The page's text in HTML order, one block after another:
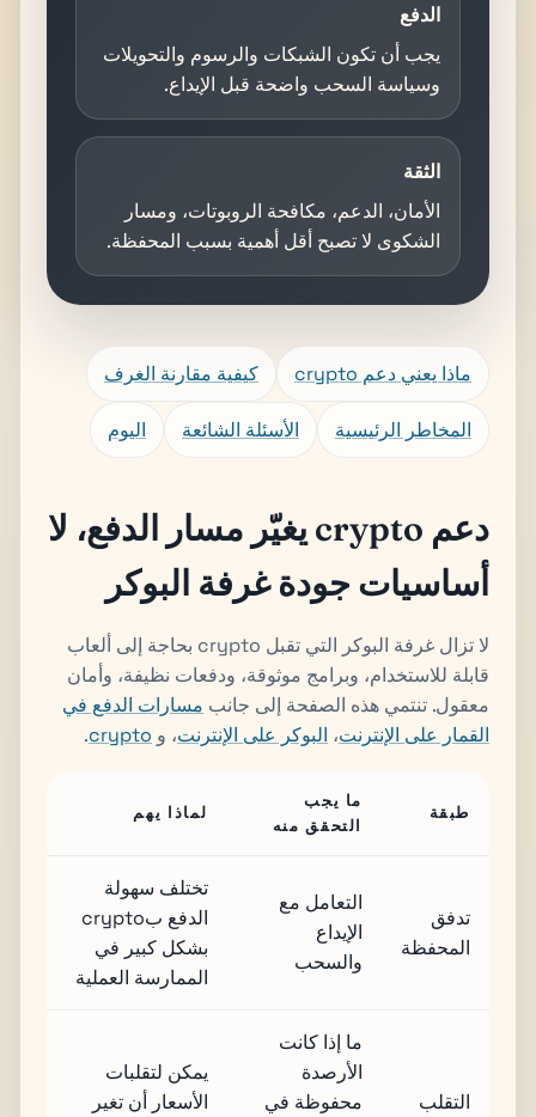
الدفع
يجب أن تكون الشبكات والرسوم والتحويلات
وسياسة السحب واضحة قبل الإيداع.
الثقة
الأمان، الدعم، مكافحة الروبوتات، ومسار
الشكوى لا تصبح أقل أهمية بسبب المحفظة.
ماذا يعني دعم crypto كيفية مقارنة الغرف
المخاطر الرئيسية الأسئلة الشائعة اليوم
دعم crypto يغيّر مسار الدفع، لا
أساسيات جودة غرفة البوكر
لا تزال غرفة البوكر التي تقبل crypto بحاجة إلى ألعاب
قابلة للاستخدام، وبرامج موثوقة، ودفعات نظيفة، وأمان
معقول. تنتمي هذه الصفحة إلى جانب مسارات الدفع في
القمار على الإنترنت، البوكر على الإنترنت، و crypto
.
طبقة
ما يجب
التحقق منه
لماذا يهم
تدفق
المحفظة
التعامل مع
الإيداع
والسحب
تختلف سهولة
الدفع بcrypto
بشكل كبير في
الممارسة العملية
التقلب
ما إذا كانت
الأرصدة
محفوظة في
يمكن لتقلبات
الأسعار أن تغير